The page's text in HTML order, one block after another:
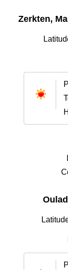
Zerkten,